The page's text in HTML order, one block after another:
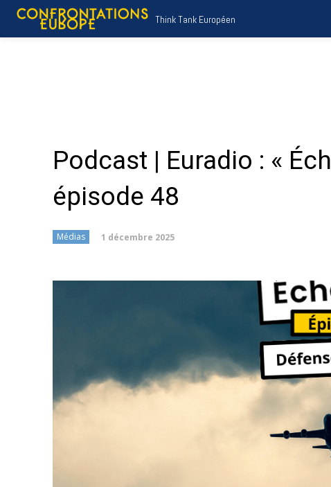
Think Tank Européen
Podcast | Euradio : «
épisode 48
Médias 1 décembre 2025